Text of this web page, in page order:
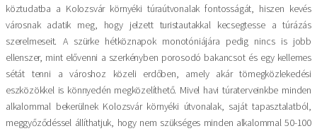
köztudatba a Kolozsvár környéki túraútvonalak fontosságát, hiszen kevés
városnak adatik meg, hogy jelzett turistautakkal kecsegtesse a túrázás
szerelmeseit. A szürke hétköznapok monotóniájára pedig nincs is jobb
ellenszer, mint elővenni a szerkényben porosodó bakancsot és egy kellemes
sétát tenni a városhoz közeli erdőben, amely akár tömegközlekedési
eszközökkel is könnyedén megközelíthető. Mivel havi túraterveinkbe minden
alkalommal bekerülnek Kolozsvár környéki útvonalak, saját tapasztalatból,
meggyőződéssel állíthatjuk, hogy nem szükséges minden alkalommal 50-100